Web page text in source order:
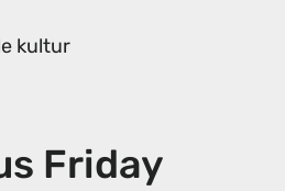
kultur
Friday